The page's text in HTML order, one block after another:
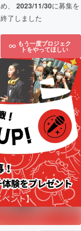
め、 2023/11/30に募集を
終了しました
もう一度プロジェク
トをやってほしい